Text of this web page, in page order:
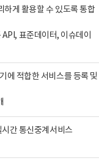
하게 활용할 수 있도록 통합
표준데이터, 이슈데이
에 적합한 서비스를 등록 및
간 통신중계서비스